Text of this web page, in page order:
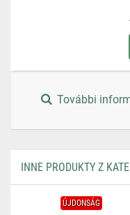
További
INNE PRODUKTY Z
ÚJDONSÁG